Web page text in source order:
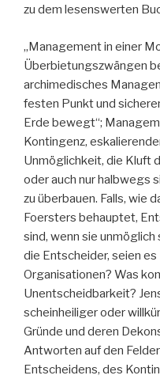
zu dem lesenswerten
„Management in einer
Überbietungszwängen
archimedisches
festen Punkt und
Erde bewegt“;
Kontingenz,
Unmöglichkeit, die Kluft
oder auch nur halbwegs
zu überbauen. Falls, wie
Foersters behauptet,
sind, wenn sie
die Entscheider, seien
Organisationen? Was
Unentscheidbarkeit?
scheinheiliger oder
Gründe und deren
Antworten auf den
Entscheidens, des